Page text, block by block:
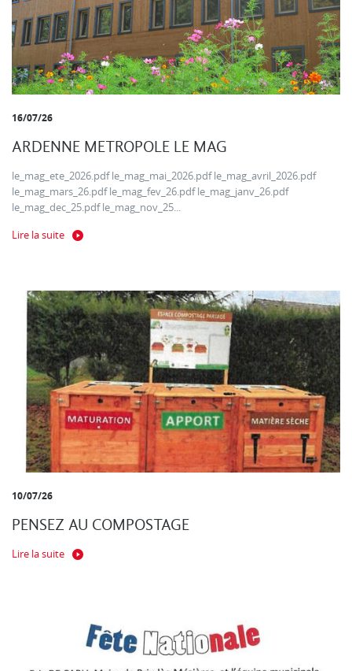
16/07/26
ARDENNE METROPOLE LE MAG
le_mag_ete_2026.pdf le_mag_mai_2026.pdf le_mag_avril_2026.pdf
le_mag_mars_26.pdf le_mag_fev_26.pdf le_mag_janv_26.pdf
le_mag_dec_25.pdf le_mag_nov_25...
Lire la suite
10/07/26
PENSEZ AU COMPOSTAGE
Lire la suite